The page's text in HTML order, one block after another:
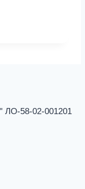
58-02-001201